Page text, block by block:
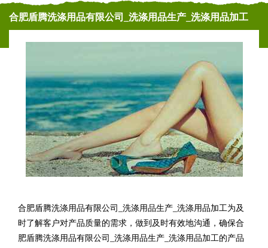
合肥盾腾洗涤用品有限公司_洗涤用品生产_洗涤用品加工
合肥盾腾洗涤用品有限公司_洗涤用品生产_洗涤用品加工为及
时了解客户对产品质量的需求，做到及时有效地沟通，确保合
肥盾腾洗涤用品有限公司_洗涤用品生产_洗涤用品加工的产品